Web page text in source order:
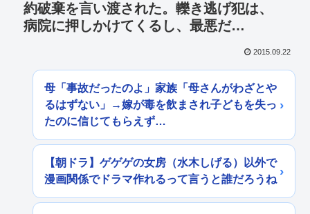
約破棄を言い渡された。轢き逃げ犯は、
病院に押しかけてくるし、最悪だ…
2015.09.22
母「事故だったのよ」家族「母さんがわざとや
るはずない」→嫁が毒を飲まされ子どもを失っ
たのに信じてもらえず…
【朝ドラ】ゲゲゲの女房（水木しげる）以外で
漫画関係でドラマ作れるって言うと誰だろうね